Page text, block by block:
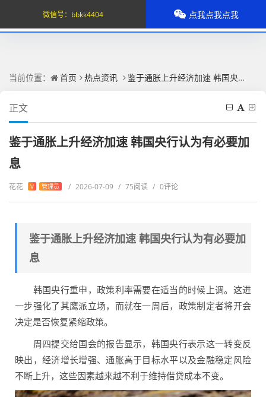
当前位置： 首页 热点资讯 鉴于通胀上升经济加速 韩国央行认为有必要加息
正文
鉴于通胀上升经济加速 韩国央行认为有必要加
息
花花 V 管理员 / 2026-07-09 / 75阅读 / 0评论
鉴于通胀上升经济加速 韩国央行认为有必要加
息
韩国央行重申，政策利率需要在适当的时候上调。这进
一步强化了其鹰派立场，而就在一周后，政策制定者将开会
决定是否恢复紧缩政策。
周四提交给国会的报告显示，韩国央行表示这一转变反
映出，经济增长增强、通胀高于目标水平以及金融稳定风险
不断上升，这些因素越来越不利于维持借贷成本不变。
微信号： bbkk4404 点我点我点我